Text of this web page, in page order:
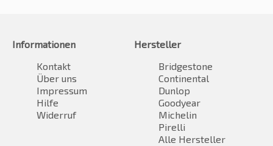
Informationen
Kontakt
Über uns
Impressum
Hilfe
Widerruf
Hersteller
Bridgestone
Continental
Dunlop
Goodyear
Michelin
Pirelli
Alle Hersteller